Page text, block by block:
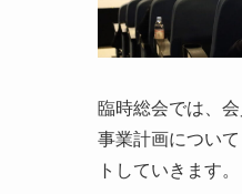
臨時総会では、
事業計画につい
トしていきます。